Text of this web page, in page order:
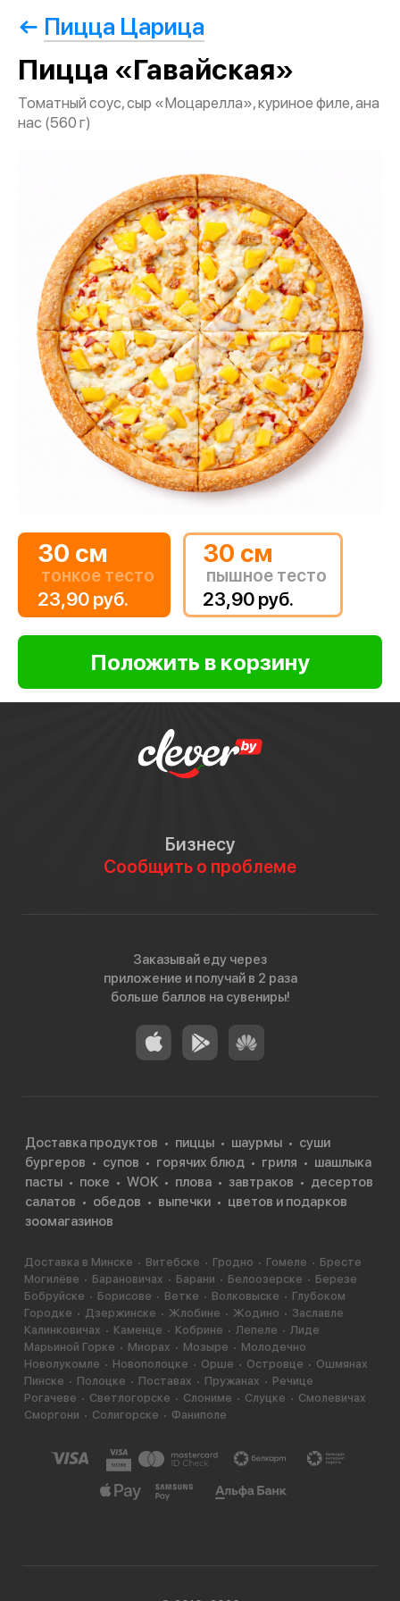
Пицца Царица
Пицца «Гавайская»
Томатный соус, сыр «Моцарелла», куриное филе, ана
нас (560 г)
30 см
тонкое тесто
23,90 руб.
30 см
пышное тесто
23,90 руб.
Бизнесу
Сообщить о проблеме
Заказывай еду через
приложение и получай в 2 раза
больше баллов на сувениры!
Доставка продуктов пиццы шаурмы
суши
бургеров
супов горячих блюд гриля
шашлыка
пасты
поке WOK плова завтраков
десертов
салатов
обедов выпечки
цветов и подарков
зоомагазинов
Доставка в Минске Витебске Гродно Гомеле
Бресте
Могилёве
Барановичах Барани Белоозерске
Березе
Бобруйске
Борисове Ветке Волковыске
Глубоком
Городке
Дзержинске Жлобине Жодино
Заславле
Калинковичах
Каменце Кобрине Лепеле
Лиде
Марьиной Горке
Миорах Мозыре
Молодечно
Новолукомле
Новополоцке Орше Островце
Ошмянах
Пинске
Полоцке Поставах Пружанах
Речице
Рогачеве
Светлогорске Слониме Слуцке
Смолевичах
Сморгони
Солигорске Фаниполе